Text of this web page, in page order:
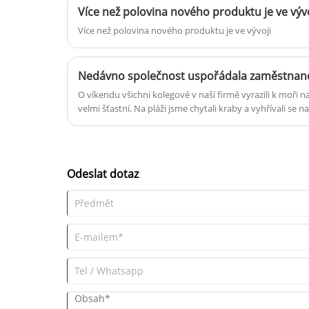
připojena k přístroji, aby vizuálně
viděla tlak plynu. Je to nákladově
Více než polovina nového produktu je ve
Více než polovina nového produktu je ve vývoji
O víkendu všichni kolegové v naší firmě vyrazili k moři
velmi šťastní. Na pláži jsme chytali kraby a vyhřívali se
Odeslat dotaz